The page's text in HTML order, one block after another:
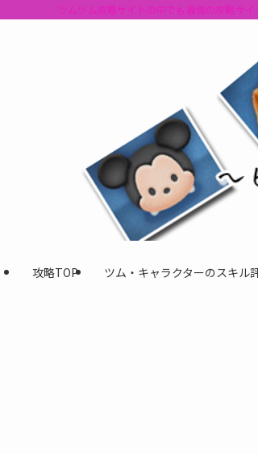
ツムツム攻略サイトの中でも最強の攻略サ
攻略TOP ツム・キャラクターのスキル